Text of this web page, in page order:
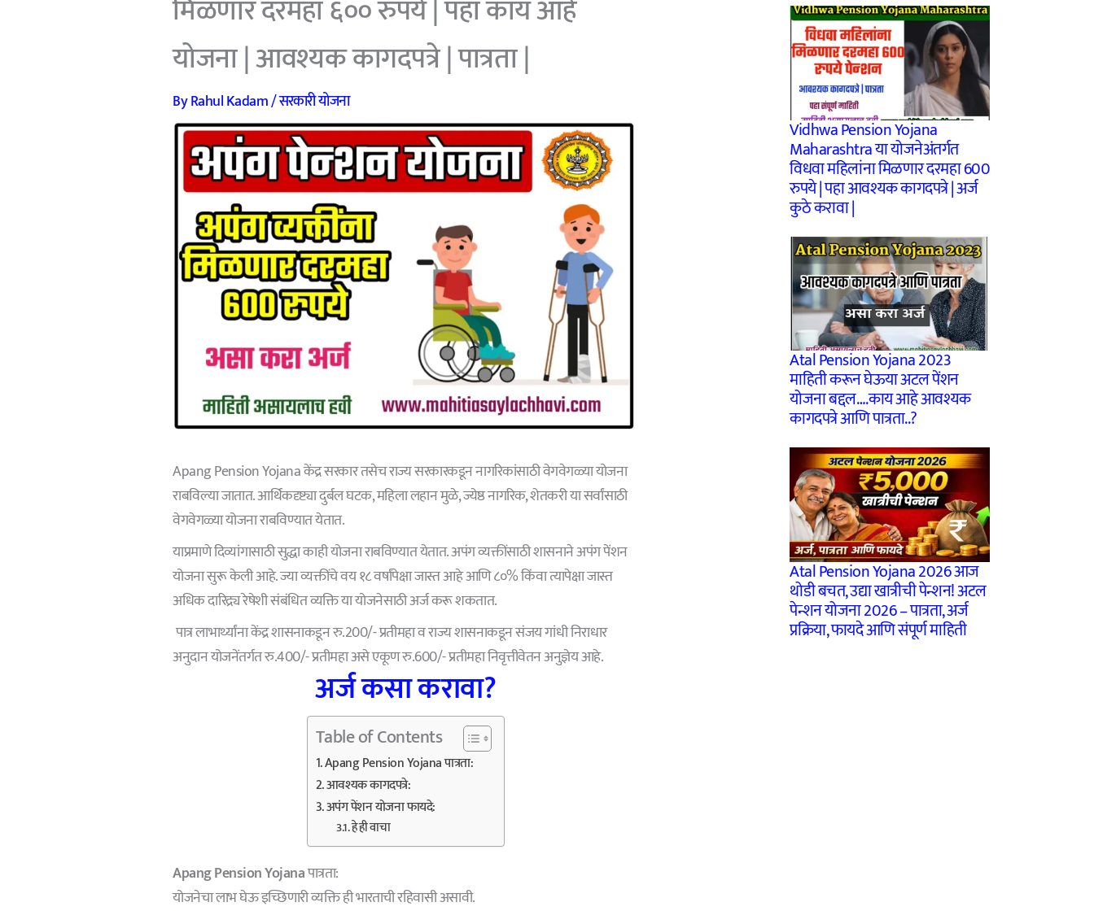
मिळणार दरमहा ६०० रुपये | पहा काय आहे
योजना | आवश्यक कागदपत्रे | पात्रता |
ByRahul Kadam/सरकारी योजना
Apang Pension Yojana केंद्र सरकार तसेच राज्य सरकारकडून नागरिकांसाठी वेगवेगळ्या योजना
राबविल्या जातात. आर्थिकदृष्ट्या दुर्बल घटक, महिला लहान मुळे, ज्येष्ठ नागरिक, शेतकरी या सर्वांसाठी
वेगवेगळ्या योजना राबविण्यात येतात.
याप्रमाणे दिव्यांगासाठी सुद्धा काही योजना राबविण्यात येतात. अपंग व्यक्तींसाठी शासनाने अपंग पेंशन
योजना सुरू केली आहे. ज्या व्यक्तींचे वय १८ वर्षांपेक्षा जास्त आहे आणि ८०% किंवा त्यापेक्षा जास्त
अधिक दारिद्र्य रेषेशी संबंधित व्यक्ति या योजनेसाठी अर्ज करू शकतात.
पात्र लाभार्थ्यांना केंद्र शासनाकडून रु.200/- प्रतीमहा व राज्य शासनाकडून संजय गांधी निराधार
अनुदान योजनेंतर्गत रु.400/- प्रतीमहा असे एकूण रु.600/- प्रतीमहा निवृत्तीवेतन अनुज्ञेय आहे.
अर्ज कसा करावा?
Table of Contents
Apang Pension Yojana पात्रता:
आवश्यक कागदपत्रे:
अपंग पेंशन योजना फायदे:
हे ही वाचा
Apang Pension Yojanaपात्रता:
योजनेचा लाभ घेऊ इच्छिणारी व्यक्ति ही भारताची रहिवासी असावी.
Vidhwa Pension Yojana
Maharashtra या योजनेअंतर्गत
विधवा महिलांना मिळणार दरमहा 600
रुपये | पहा आवश्यक कागदपत्रे | अर्ज
कुठे करावा |
Atal Pension Yojana 2023
माहिती करून घेऊया अटल पेंशन
योजना बद्दल….काय आहे आवश्यक
कागदपत्रे आणि पात्रता..?
Atal Pension Yojana 2026 आज
थोडी बचत, उद्या खात्रीची पेन्शन! अटल
पेन्शन योजना 2026 – पात्रता, अर्ज
प्रक्रिया, फायदे आणि संपूर्ण माहिती